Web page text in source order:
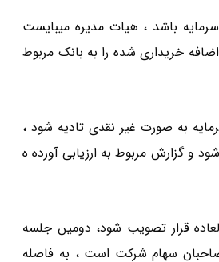
باشد ، هیات مدیره میبایست
خریداری شده را به بانک مربوط
از افزایش سرمایه به صورت غیر نقدی تادیه شود ،
و گزارش مربوط به ارزیابی آورده ه
قرار تصویب شود، دومین جلسه
سهام شرکت است ، به فاصله